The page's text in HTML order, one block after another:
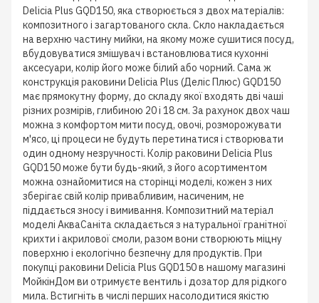
Delicia Plus GQD150, яка створюється з двох матеріалів:
композитного і загартованого скла. Скло накладається
на верхню частину мийки, на якому може сушитися посуд,
вбудовуватися змішувач і встановлюватися кухонні
аксесуари, колір його може білий або чорний. Сама ж
конструкція раковини Delicia Plus (Деліс Плюс) GQD150
має прямокутну форму, до складу якої входять дві чаші
різних розмірів, глибиною 20 і 18 см. За рахунок двох чаш
можна з комфортом мити посуд, овочі, розморожувати
м'ясо, ці процеси не будуть перетинатися і створювати
один одному незручності. Колір раковини Delicia Plus
GQD150 може бути будь-який, з його асортиментом
можна ознайомитися на сторінці моделі, кожен з них
зберігає свій колір привабливим, насиченим, не
піддається зносу і вимивання. Композитний матеріал
моделі АкваСаніта складається з натуральної гранітної
крихти і акрилової смоли, разом вони створюють міцну
поверхню і екологічно безпечну для продуктів. При
покупці раковини Delicia Plus GQD150 в нашому магазині
МойкінДом ви отримуєте вентиль і дозатор для рідкого
мила. Встигніть в числі перших насолодитися якістю